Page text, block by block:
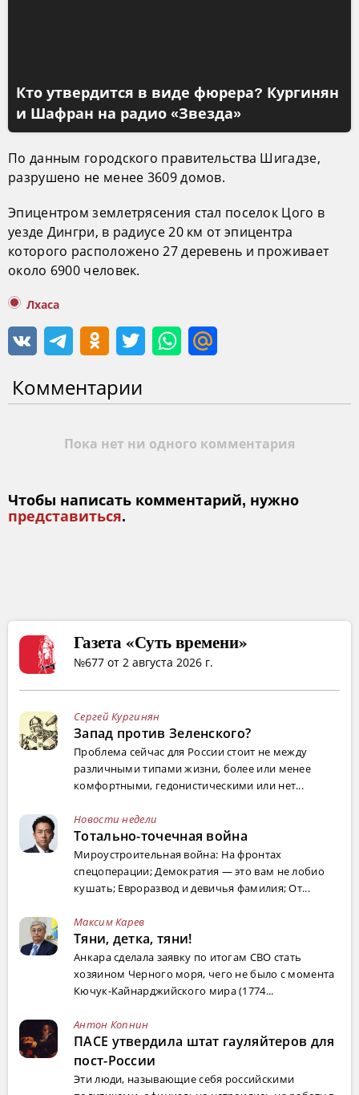
Кто утвердится в виде фюрера? Кургинян
и Шафран на радио «Звезда»
По данным городского правительства Шигадзе,
разрушено не менее 3609 домов.
Эпицентром землетрясения стал поселок Цого в
уезде Дингри, в радиусе 20 км от эпицентра
которого расположено 27 деревень и проживает
около 6900 человек.
Лхаса
Комментарии
Пока нет ни одного комментария
Чтобы написать комментарий, нужно
представиться.
Газета «Суть времени»
№677 от 2 августа 2026 г.
Сергей Кургинян
Запад против Зеленского?
Проблема сейчас для России стоит не между
различными типами жизни, более или менее
комфортными, гедонистическими или нет...
Новости недели
Тотально-точечная война
Мироустроительная война: На фронтах
спецоперации; Демократия — это вам не лобио
кушать; Евроразвод и девичья фамилия; От...
Максим Карев
Тяни, детка, тяни!
Анкара сделала заявку по итогам СВО стать
хозяином Черного моря, чего не было с момента
Кючук-Кайнарджийского мира (1774...
Антон Копнин
ПАСЕ утвердила штат гауляйтеров для
пост-России
Эти люди, называющие себя российскими